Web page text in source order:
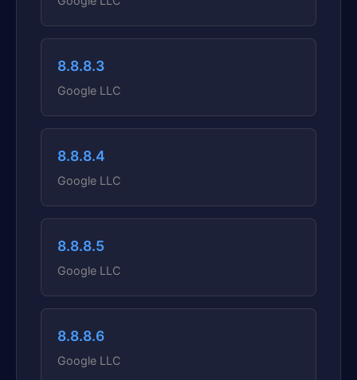
8.8.8.3
Google LLC
8.8.8.4
Google LLC
8.8.8.5
Google LLC
8.8.8.6
Google LLC